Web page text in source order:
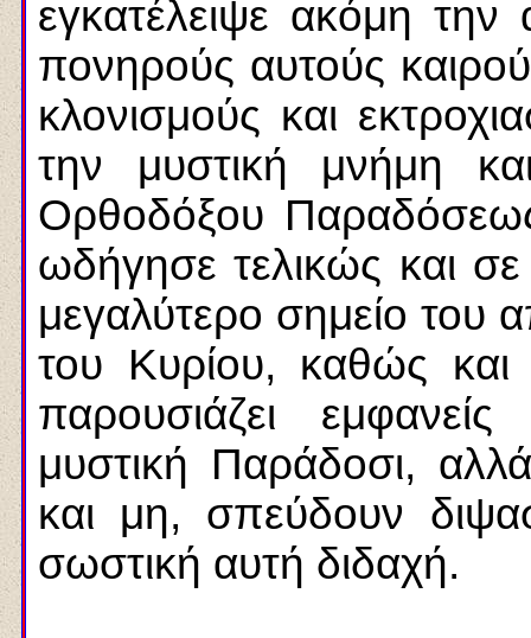
εγκατέλειψε ακόμη
πονηρούς αυτούς
κλονισμούς και
την μυστική μνήμη
Ορθοδόξου
ωδήγησε τελικώς και
μεγαλύτερο σημείο του
του Κυρίου, καθώς
παρουσιάζει
μυστική Παράδοσι,
και μη, σπεύδουν
σωστική αυτή διδαχή.